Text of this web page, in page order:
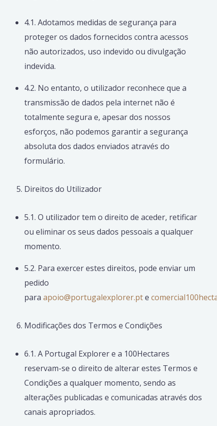
4.1. Adotamos medidas de segurança para
proteger os dados fornecidos contra acessos
não autorizados, uso indevido ou divulgação
indevida.
4.2. No entanto, o utilizador reconhece que a
transmissão de dados pela internet não é
totalmente segura e, apesar dos nossos
esforços, não podemos garantir a segurança
absoluta dos dados enviados através do
formulário.
Direitos do Utilizador
5.1. O utilizador tem o direito de aceder, retificar
ou eliminar os seus dados pessoais a qualquer
momento.
5.2. Para exercer estes direitos, pode enviar um
pedido
para apoio@portugalexplorer.pte
Modificações dos Termos e Condições
6.1. A Portugal Explorer e a 100Hectares
reservam-se o direito de alterar estes Termos e
Condições a qualquer momento, sendo as
alterações publicadas e comunicadas através dos
canais apropriados.